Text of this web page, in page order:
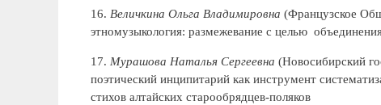
16. Величкина Ольга Владимировна (Французское
этномузыкология: размежевание с целью
17. Мурашова Наталья Сергеевна (Новосибирский
поэтический инципитарий как инструмент
стихов алтайских старообрядцев-поляков